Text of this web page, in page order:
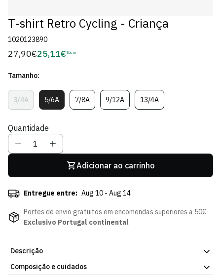
T-shirt Retro Cycling - Criança
1020123890
Preço
27,90€Preço
Sócio
25,11€ Sócio
Tamanho:
3/4AVariante
Esgotada
Indisponível
5/6AVariante
Esgotada
7/8AVariante
Esgotada
9/12AVariante
Esgotada
13/4AVariante
Esgotada
Quantidade
Adicionar ao carrinho
Entregue entre: Aug 10 - Aug 14
Portes de envio gratuitos em encomendas superiores a 50€
Exclusivo Portugal continental
Descrição
A T-shirt Retro Cycling Criança Sporting CP inspira-se nos visuais
Composição e cuidados